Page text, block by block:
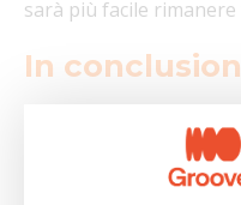
sarà più facile rimanere
In
La realtà è che gli
più sanno di voi, più si